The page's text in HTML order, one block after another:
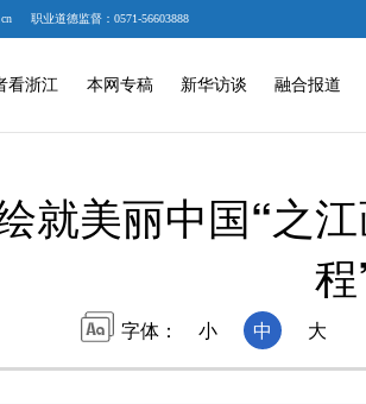
职业道德监督：0571-56603888
看浙江 本网专稿 新华访谈 融合报道
就美丽中国“之
字体： 小 中 大